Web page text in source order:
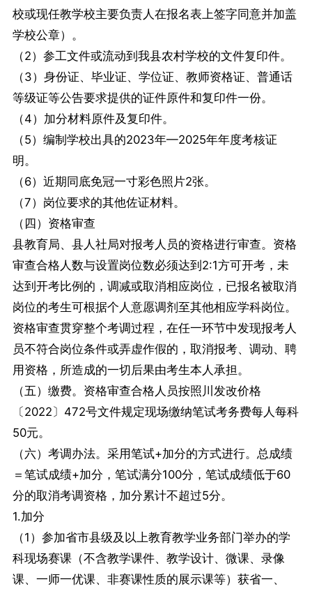
校或现任教学校主要负责人在报名表上签字同意并加盖
学校公章）。
（2）参工文件或流动到我县农村学校的文件复印件。
（3）身份证、毕业证、学位证、教师资格证、普通话
等级证等公告要求提供的证件原件和复印件一份。
（4）加分材料原件及复印件。
（5）编制学校出具的2023年—2025年年度考核证
明。
（6）近期同底免冠一寸彩色照片2张。
（7）岗位要求的其他佐证材料。
（四）资格审查
县教育局、县人社局对报考人员的资格进行审查。资格
审查合格人数与设置岗位数必须达到2:1方可开考，未
达到开考比例的，调减或取消相应岗位，已报名被取消
岗位的考生可根据个人意愿调剂至其他相应学科岗位。
资格审查贯穿整个考调过程，在任一环节中发现报考人
员不符合岗位条件或弄虚作假的，取消报考、调动、聘
用资格，所造成的一切后果由考生本人承担。
（五）缴费。资格审查合格人员按照川发改价格
〔2022〕472号文件规定现场缴纳笔试考务费每人每科
50元。
（六）考调办法。采用笔试+加分的方式进行。总成绩
＝笔试成绩+加分，笔试满分100分，笔试成绩低于60
分的取消考调资格，加分累计不超过5分。
1.加分
（1）参加省市县级及以上教育教学业务部门举办的学
科现场赛课（不含教学课件、教学设计、微课、录像
课、一师一优课、非赛课性质的展示课等）获省一、